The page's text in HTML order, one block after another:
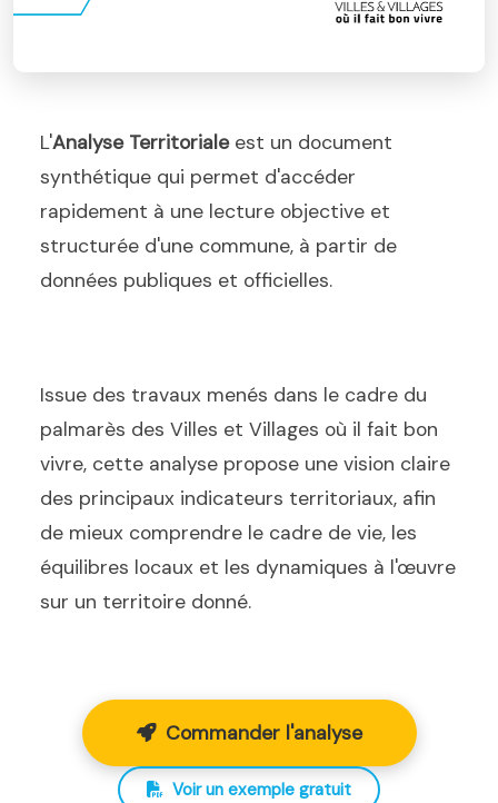
L'Analyse Territorialeest un document
synthétique qui permet d'accéder
rapidement à une lecture objective et
structurée d'une commune, à partir de
données publiques et officielles.
Issue des travaux menés dans le cadre du
palmarès des Villes et Villages où il fait bon
vivre, cette analyse propose une vision claire
des principaux indicateurs territoriaux, afin
de mieux comprendre le cadre de vie, les
équilibres locaux et les dynamiques à l'œuvre
sur un territoire donné.
Commander l'analyse
Voir un exemple gratuit